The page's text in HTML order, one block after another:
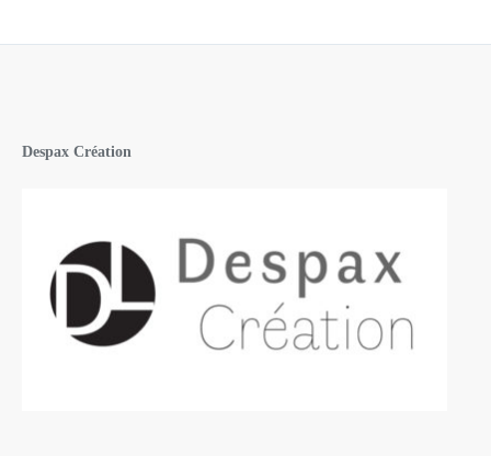
Despax Création